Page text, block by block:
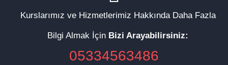
Kurslarımız ve Hizmetlerimiz Hakkında Daha Fazla
Bilgi Almak İçin Bizi Arayabilirsiniz:
05334563486